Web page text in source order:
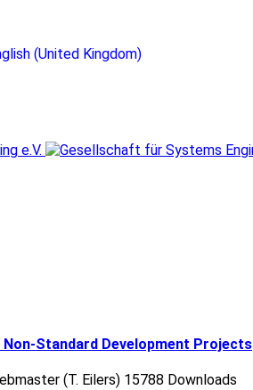
Standard Development Projects
(T. Eilers) 15788 Downloads